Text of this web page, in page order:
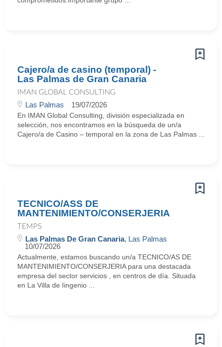
Cajero/a de casino (temporal) -
Las Palmas de Gran Canaria
IMAN GLOBAL CONSULTING
Las Palmas 19/07/2026
En IMAN Global Consulting, división especializada en
selección, nos encontramos en la búsqueda de un/a
Cajero/a de Casino – temporal en la zona de Las Palmas ...
TECNICO/ASS DE
MANTENIMIENTO/CONSERJERIA
TEMPS
Las Palmas De Gran Canaria, Las Palmas
10/07/2026
Actualmente, estamos buscando un/a TECNICO/AS DE
MANTENIMIENTO/CONSERJERIA para una destacada
empresa del sector servicios , en centros de día. Situada
en La Villa de Iingenio ...